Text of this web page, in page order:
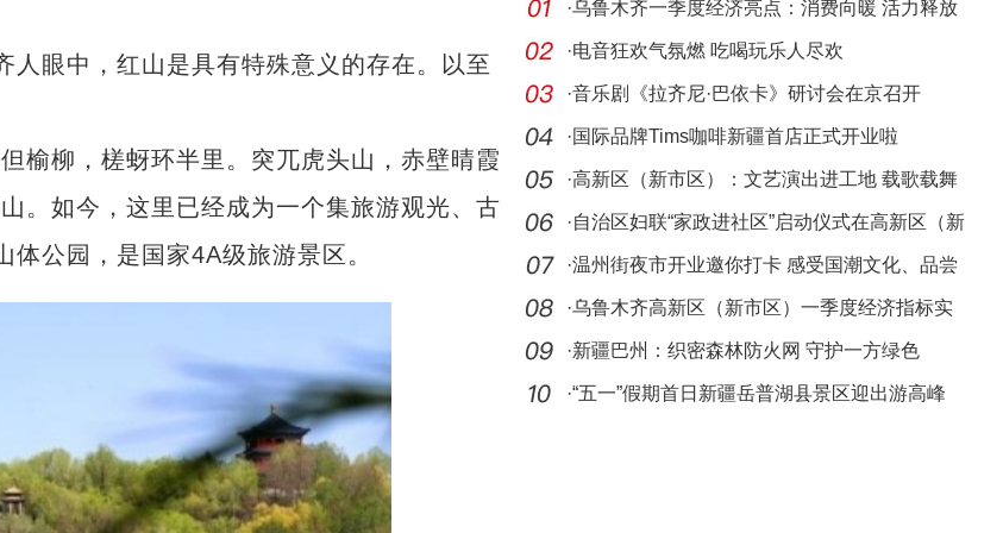
眼中，红山是具有特殊意义的存在。以至
柳，槎蚜环半里。突兀虎头山，赤壁晴霞
。如今，这里已经成为一个集旅游观光、古
公园，是国家4A级旅游景区。
·乌鲁木齐一季度经济亮点：消费向暖 活力释放
·电音狂欢气氛燃 吃喝玩乐人尽欢
·音乐剧《拉齐尼·巴依卡》研讨会在京召开
·国际品牌Tims咖啡新疆首店正式开业啦
·高新区（新市区）：文艺演出进工地 载歌载舞
迎“五
·自治区妇联“家政进社区”启动仪式在高新区（新
市
·温州街夜市开业邀你打卡 感受国潮文化、品尝
各地美
·乌鲁木齐高新区（新市区）一季度经济指标实
现开门
·新疆巴州：织密森林防火网 守护一方绿色
·“五一”假期首日新疆岳普湖县景区迎出游高峰